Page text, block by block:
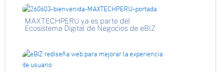
MAXTECHPERU ya es parte del
Ecosistema Digital de Negocios de eBIZ